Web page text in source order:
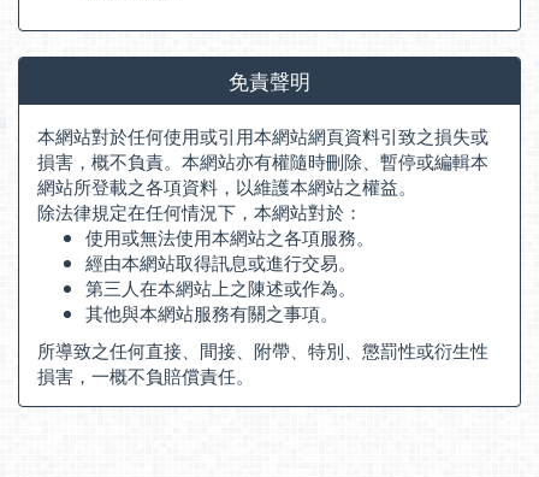
免責聲明
本網站對於任何使用或引用本網站網頁資料引致之損失或
損害，概不負責。本網站亦有權隨時刪除、暫停或編輯本
網站所登載之各項資料，以維護本網站之權益。
除法律規定在任何情況下，本網站對於：
使用或無法使用本網站之各項服務。
經由本網站取得訊息或進行交易。
第三人在本網站上之陳述或作為。
其他與本網站服務有關之事項。
所導致之任何直接、間接、附帶、特別、懲罰性或衍生性
損害，一概不負賠償責任。